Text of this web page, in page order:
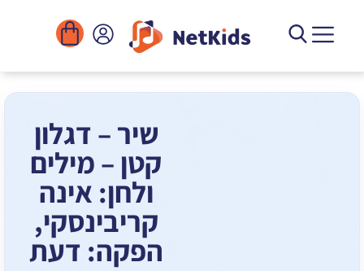
שיר – דגלון
קטן – מילים
ולחן: אינה
קריבינסקי,
הפקה: דעת